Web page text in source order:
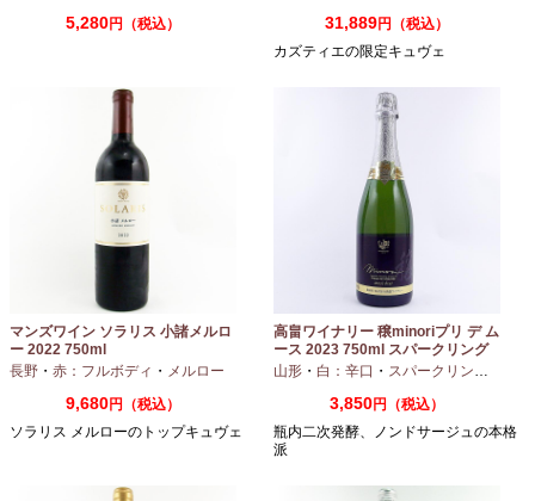
5,280円（税込） 31,889円（税込）
カズティエの限定キュヴェ
マンズワイン ソラリス 小諸メルロ
ー 2022 750ml
長野 ・ 赤：フルボディ ・ メルロー
9,680円（税込）
ソラリス メルローのトップキュヴェ
高畠ワイナリー 穣minoriプリ デ ム
ース 2023 750ml スパークリング
ワイン
山形 ・ 白：辛口 ・ スパークリングワイン
3,850円（税込）
瓶内二次発酵、ノンドサージュの本格
派